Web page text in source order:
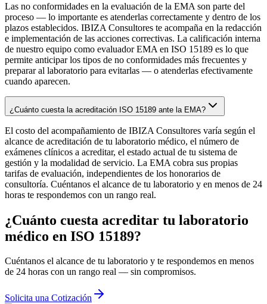
Las no conformidades en la evaluación de la EMA son parte del
proceso — lo importante es atenderlas correctamente y dentro de los
plazos establecidos. IBIZA Consultores te acompaña en la redacción
e implementación de las acciones correctivas. La calificación interna
de nuestro equipo como evaluador EMA en ISO 15189 es lo que
permite anticipar los tipos de no conformidades más frecuentes y
preparar al laboratorio para evitarlas — o atenderlas efectivamente
cuando aparecen.
¿Cuánto cuesta la acreditación ISO 15189 ante la EMA?
El costo del acompañamiento de IBIZA Consultores varía según el
alcance de acreditación de tu laboratorio médico, el número de
exámenes clínicos a acreditar, el estado actual de tu sistema de
gestión y la modalidad de servicio. La EMA cobra sus propias
tarifas de evaluación, independientes de los honorarios de
consultoría. Cuéntanos el alcance de tu laboratorio y en menos de 24
horas te respondemos con un rango real.
¿Cuánto cuesta acreditar tu laboratorio
médico en ISO 15189?
Cuéntanos el alcance de tu laboratorio y te respondemos en menos
de 24 horas con un rango real — sin compromisos.
Solicita una Cotización